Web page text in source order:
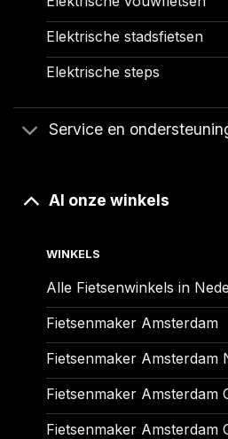
Elektrische stadsfietsen
Elektrische steps
Service en
Al onze winkels
WINKELS
Alle Fietsenwinkels in
Fietsenmaker Amsterdam
Fietsenmaker Amsterdam
Fietsenmaker Amsterdam
Fietsenmaker Amsterdam